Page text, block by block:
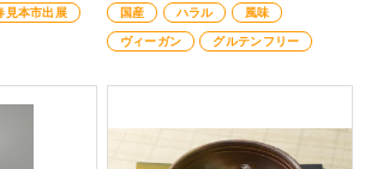
見本市出展 国産 ハラル
風味
ヴィーガン
グルテンフリー